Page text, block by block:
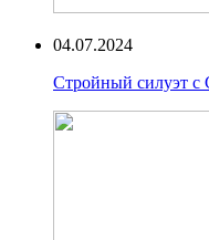
04.07.2024
Стройный силуэт с